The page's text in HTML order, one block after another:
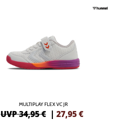
MULTIPLAY FLEX VC JR
UVP 34,95 € |27,95€